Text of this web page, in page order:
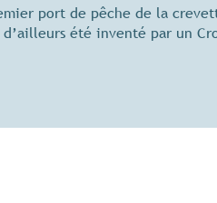
port de pêche de la
été inventé par un